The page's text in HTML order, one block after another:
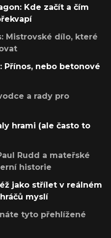
Kde začít a čím
Mistrovské dílo, které
Přínos, nebo betonové
a rady pro
hrami (ale často to
Rudd a mateřské
historie
jako střílet v reálném
myslí
tyto přehlížené